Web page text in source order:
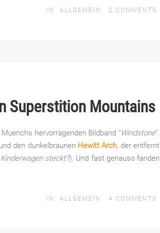
IN ALLGEMEIN 2 COMMENTS
Superstition Mountains
hervorragenden Bildband “Windstone“.
den dunkelbraunen Hewitt Arch, der entfernt
steckt?). Und fast genauso fanden
IN ALLGEMEIN 4 COMMENTS